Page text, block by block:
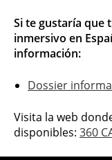
Si te gustaría que
inmersivo en
información:
Dossier
Visita la web
disponibles: 360